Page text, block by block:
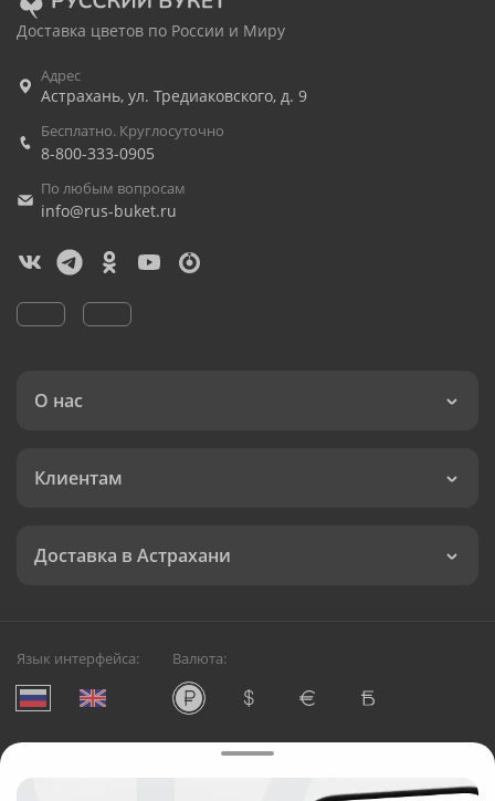
Доставка цветов по России и Миру
Адрес
Астрахань, ул. Тредиаковского, д. 9
Бесплатно. Круглосуточно
8-800-333-0905
По любым вопросам
info@rus-buket.ru
О нас
Клиентам
Доставка в Астрахани
Язык интерфейса: Валюта:
Служба круглосуточной доставки цветов в Астрахани
Русский Букет, 2026